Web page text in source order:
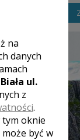
na
danych
ul.
z
.
tym oknie
być w